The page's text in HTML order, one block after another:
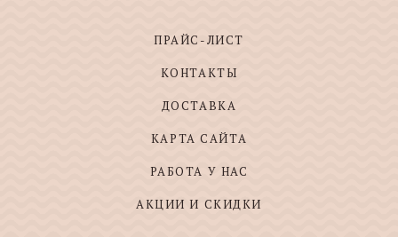
ПРАЙС-ЛИСТ
КОНТАКТЫ
ДОСТАВКА
КАРТА САЙТА
РАБОТА У НАС
АКЦИИ И СКИДКИ